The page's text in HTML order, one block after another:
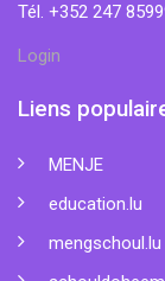
Tél. +352 247
Login
Liens
MENJE
education.lu
mengschoul.lu